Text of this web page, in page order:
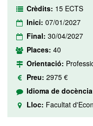
Crèdits: 15 ECTS
Inici: 07/01/2027
Final: 30/04/2027
Places: 40
Orientació:
Preu: 2975 €
Idioma de
Lloc: Facultat